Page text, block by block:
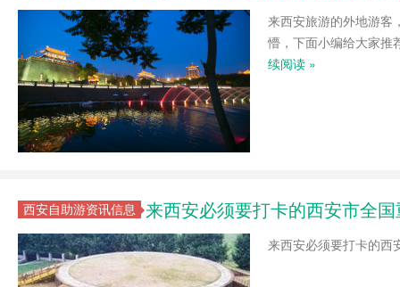
来西安旅游的外地游客
懵，下面小编给大家
续阅读 »
西安自助游资讯信息 来西安必须要打卡的西安市全
来西安必须要打卡的